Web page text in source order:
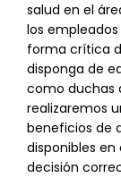
salud en el
los
forma crítica
disponga de
como duchas
realizaremos
beneficios de
disponibles
decisión